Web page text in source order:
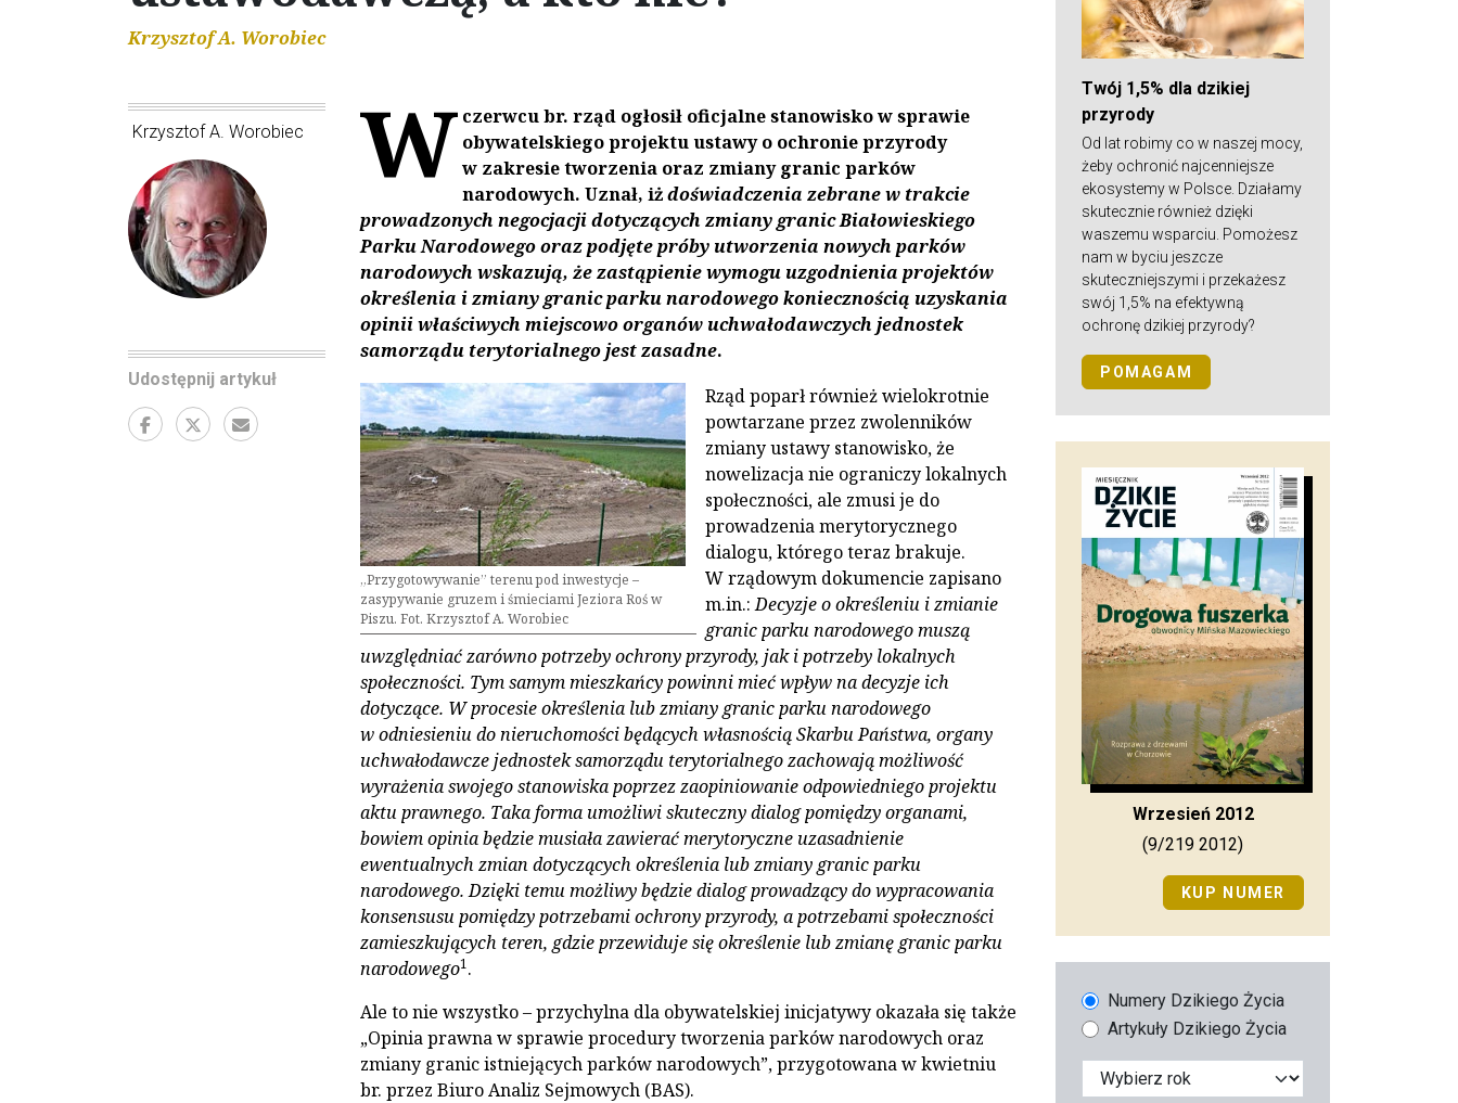
Krzysztof A. Worobiec
Krzysztof A. Worobiec
Udostępnij artykuł
W czerwcu br. rząd ogłosił oficjalne stanowisko w sprawie
obywatelskiego projektu ustawy o ochronie przyrody
w zakresie tworzenia oraz zmiany granic parków
narodowych. Uznał, iżdoświadczenia zebrane w trakcie
prowadzonych negocjacji dotyczących zmiany granic Białowieskiego
Parku Narodowego oraz podjęte próby utworzenia nowych parków
narodowych wskazują, że zastąpienie wymogu uzgodnienia projektów
określenia i zmiany granic parku narodowego koniecznością uzyskania
opinii właściwych miejscowo organów uchwałodawczych jednostek
samorządu terytorialnego jest zasadne.
„Przygotowywanie” terenu pod inwestycje –
zasypywanie gruzem i śmieciami Jeziora Roś w
Piszu. Fot. Krzysztof A. Worobiec
Rząd poparł również wielokrotnie
powtarzane przez zwolenników
zmiany ustawy stanowisko, że
nowelizacja nie ograniczy lokalnych
społeczności, ale zmusi je do
prowadzenia merytorycznego
dialogu, którego teraz brakuje.
W rządowym dokumencie zapisano
m.in.:Decyzje o określeniu i zmianie
granic parku narodowego muszą
uwzględniać zarówno potrzeby ochrony przyrody, jak i potrzeby lokalnych
społeczności. Tym samym mieszkańcy powinni mieć wpływ na decyzje ich
dotyczące. W procesie określenia lub zmiany granic parku narodowego
w odniesieniu do nieruchomości będących własnością Skarbu Państwa, organy
uchwałodawcze jednostek samorządu terytorialnego zachowają możliwość
wyrażenia swojego stanowiska poprzez zaopiniowanie odpowiedniego projektu
aktu prawnego. Taka forma umożliwi skuteczny dialog pomiędzy organami,
bowiem opinia będzie musiała zawierać merytoryczne uzasadnienie
ewentualnych zmian dotyczących określenia lub zmiany granic parku
narodowego. Dzięki temu możliwy będzie dialog prowadzący do wypracowania
konsensusu pomiędzy potrzebami ochrony przyrody, a potrzebami społeczności
zamieszkujących teren, gdzie przewiduje się określenie lub zmianę granic parku
narodowego1.
Ale to nie wszystko – przychylna dla obywatelskiej inicjatywy okazała się także
„Opinia prawna w sprawie procedury tworzenia parków narodowych oraz
zmiany granic istniejących parków narodowych”, przygotowana w kwietniu
br. przez Biuro Analiz Sejmowych (BAS).
Twój 1,5% dla dzikiej
przyrody
Od lat robimy co w naszej mocy,
żeby ochronić najcenniejsze
ekosystemy w Polsce. Działamy
skutecznie również dzięki
waszemu wsparciu. Pomożesz
nam w byciu jeszcze
skuteczniejszymi i przekażesz
swój 1,5% na efektywną
ochronę dzikiej przyrody?
POMAGAM
Wrzesień 2012
(9/219 2012)
KUP NUMER
Numery Dzikiego Życia
Artykuły Dzikiego Życia